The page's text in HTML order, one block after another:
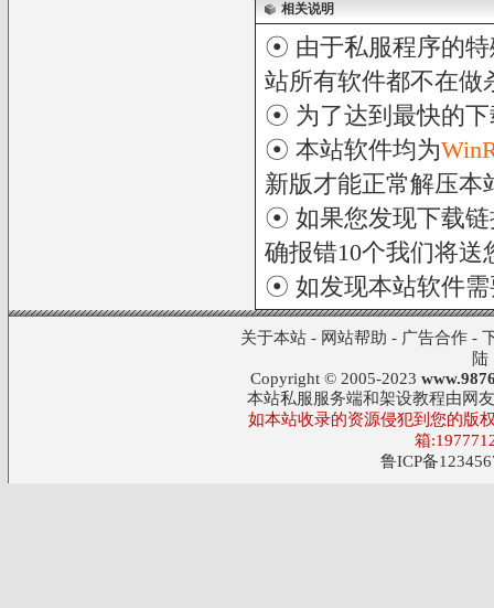
相关说明
☉ 由于私服程序的特
站所有软件都不在做
☉ 为了达到最快的
☉ 本站软件均为
新版才能正常解压本
☉ 如果您发现下载链
确报错10个我们将送
☉ 如发现本站软件
关于本站- 网站帮助 - 广告合作-
陆
Copyright © 2005-2023
本站私服服务端和架设教程由网
如本站收录的资源侵犯到您的版
箱
鲁ICP备